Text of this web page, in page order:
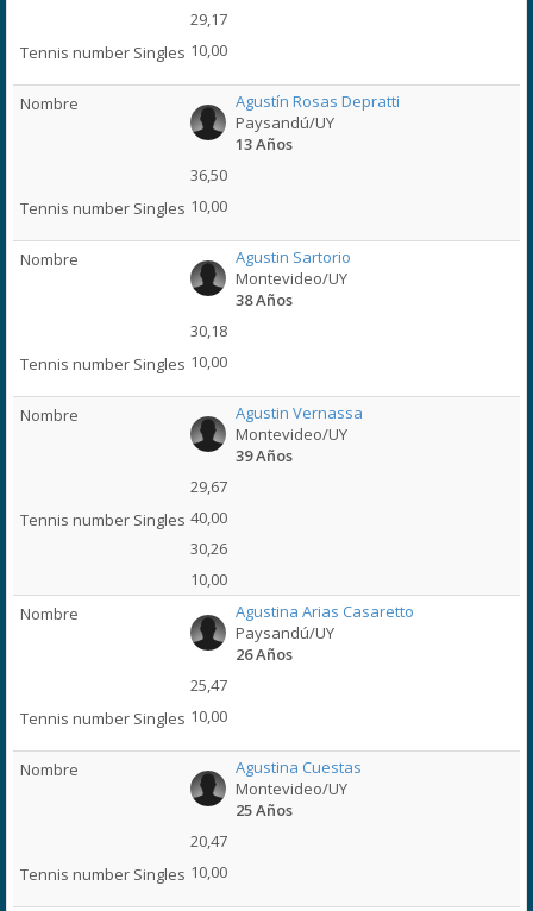
29,17
10,00
Agustín Rosas Depratti
Paysandú/UY
13 Años
36,50
10,00
Agustin Sartorio
Montevideo/UY
38 Años
30,18
10,00
Agustin Vernassa
Montevideo/UY
39 Años
29,67
40,00
30,26
10,00
Agustina Arias Casaretto
Paysandú/UY
26 Años
25,47
10,00
Agustina Cuestas
Montevideo/UY
25 Años
20,47
10,00